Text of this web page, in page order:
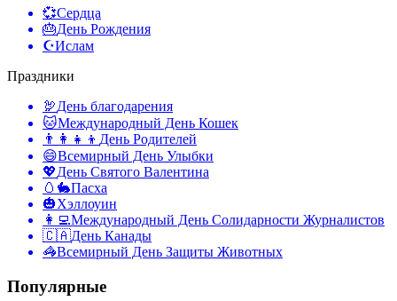
💞Сердца
🎂День Рождения
☪️Ислам
Праздники
🦃День благодарения
🐱Международный День Кошек
👨‍👩‍👧‍👦 День Родителей
😄Всемирный День Улыбки
💖День Святого Валентина
🥚🐇Пасха
🎃Хэллоуин
👩‍💻Международный День Солидарности Журналистов
🇨🇦День Канады
🦓Всемирный День Защиты Животных
Популярные